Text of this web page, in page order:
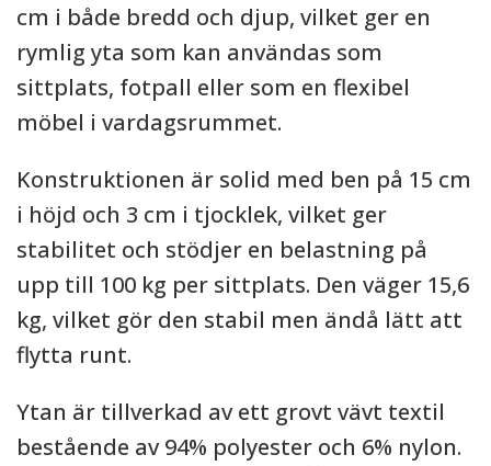
cm i både bredd och djup, vilket ger en
rymlig yta som kan användas som
sittplats, fotpall eller som en flexibel
möbel i vardagsrummet.
Konstruktionen är solid med ben på 15 cm
i höjd och 3 cm i tjocklek, vilket ger
stabilitet och stödjer en belastning på
upp till 100 kg per sittplats. Den väger 15,6
kg, vilket gör den stabil men ändå lätt att
flytta runt.
Ytan är tillverkad av ett grovt vävt textil
bestående av 94% polyester och 6% nylon.